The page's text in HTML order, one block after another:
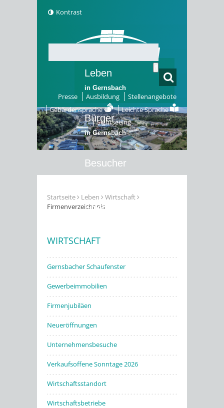
Kontrast
Presse Ausbildung
Stellenangebote
Gebärdensprache
Leichte Sprache
Sightseeing
Leben
in Gernsbach
Bürger
in Gernsbach
Besucher
Erleben
Startseite Leben
Wirtschaft
Firmenverzeichnnis
WIRTSCHAFT
Gernsbacher Schaufenster
Gewerbeimmobilien
Firmenjubiläen
Neueröffnungen
Unternehmensbesuche
Verkaufsoffene Sonntage 2026
Wirtschaftsstandort
Wirtschaftsbetriebe